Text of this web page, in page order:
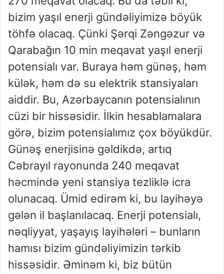
bizim yaşıl enerji gündəliyimizə böyük
töhfə olacaq. Çünki Şərqi Zəngəzur və
Qarabağın 10 min meqavat yaşıl enerji
potensialı var. Buraya həm günəş, həm
külək, həm də su elektrik stansiyaları
aiddir. Bu, Azərbaycanın potensialının
cüzi bir hissəsidir. İlkin hesablamalara
görə, bizim potensialımız çox böyükdür.
Günəş enerjisinə gəldikdə, artıq
Cəbrayıl rayonunda 240 meqavat
həcmində yeni stansiya tezliklə icra
olunacaq. Ümid edirəm ki, bu layihəyə
gələn il başlanılacaq. Enerji potensialı,
nəqliyyat, yaşayış layihələri – bunların
hamısı bizim gündəliyimizin tərkib
hissəsidir. Əminəm ki, biz bütün